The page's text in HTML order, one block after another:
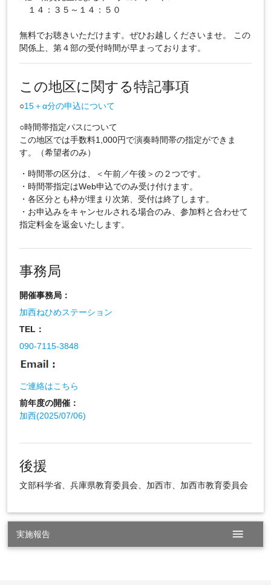
１４：３５～１４：５０
無料でお聴きいただけます。ぜひお越しくださいませ。 この
関係上、第４部の受付時間が早まっております。
この地区に関する特記事項
○15＋α分の申込について
○時間帯指定パスについて
この地区では手数料1,000円で演奏時間帯の指定ができま
す。（希望者のみ）
・時間帯の区分は、＜午前／午後＞の２つです。
・時間帯指定はWeb申込でのみ受け付けます。
・各区分とも枠が埋まり次第、受付は終了します。
・お申込みをキャンセルされる場合のみ、参加料と合わせて
指定料金を返金いたします。
事務局
開催事務局：
加西ねひめステーション
TEL：
090-7115-3848
ご連絡はこちら
前年度の開催：
加西(2025/07/06)
後援
文部科学省、兵庫県教育委員会、加西市、加西市教育委員会
実施報告 menu